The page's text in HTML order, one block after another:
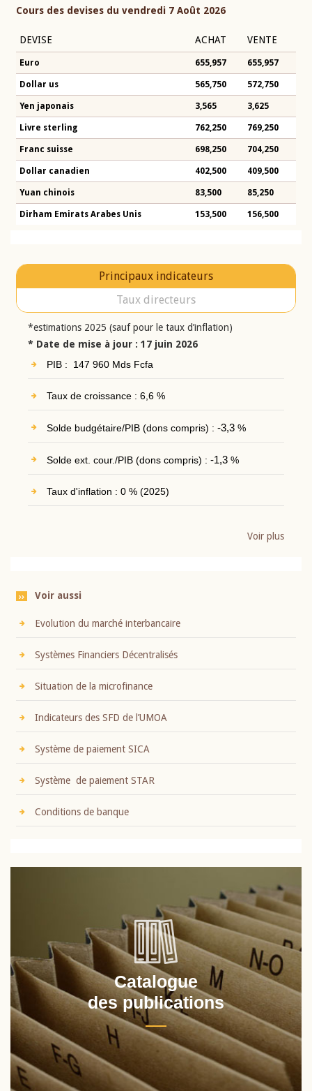
Cours des devises du vendredi 7 Août 2026
DEVISE ACHAT VENTE
Euro 655,957 655,957
Dollar us 565,750 572,750
Yen japonais 3,565 3,625
Livre sterling 762,250 769,250
Franc suisse 698,250 704,250
Dollar canadien 402,500 409,500
Yuan chinois 83,500 85,250
Dirham Emirats Arabes Unis 153,500 156,500
Principaux indicateurs
Taux directeurs
*estimations 2025 (sauf pour le taux d’inflation)
* Date de mise à jour : 17 juin 2026
PIB : 147 960 Mds Fcfa
Taux de croissance : 6,6 %
Solde budgétaire/PIB (dons compris) : -3,3%
Solde ext. cour./PIB (dons compris) : -1,3%
Taux d'inflation : 0 % (2025)
Voir plus
Voir aussi
Evolution du marché interbancaire
Systèmes Financiers Décentralisés
Situation de la microfinance
Indicateurs des SFD de l’UMOA
Système de paiement SICA
Système de paiement STAR
Conditions de banque
Catalogue
des publications